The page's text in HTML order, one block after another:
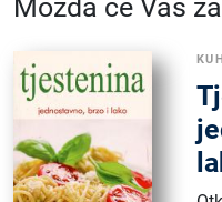
Možda će Vas